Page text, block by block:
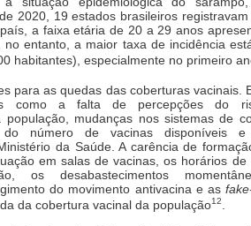
2020, 19 estados brasileiros
a faixa etária de 20 a 29 anos
no entanto, a maior taxa de incidência
habitantes), especialmente no primeiro
para as quedas das coberturas vacinais.
como a falta de percepções do
população, mudanças nos sistemas de
número de vacinas disponíveis e
da Saúde. A carência de
em salas de vacinas, os horários de
os desabastecimentos
do movimento antivacina e as
da cobertura vacinal da população12